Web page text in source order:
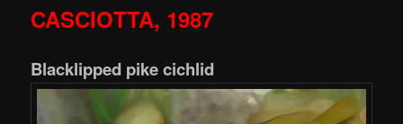
CASCIOTTA, 1987
Blacklipped pike cichlid